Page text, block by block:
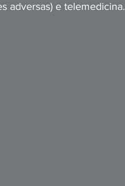
adversas) e telemedicina.